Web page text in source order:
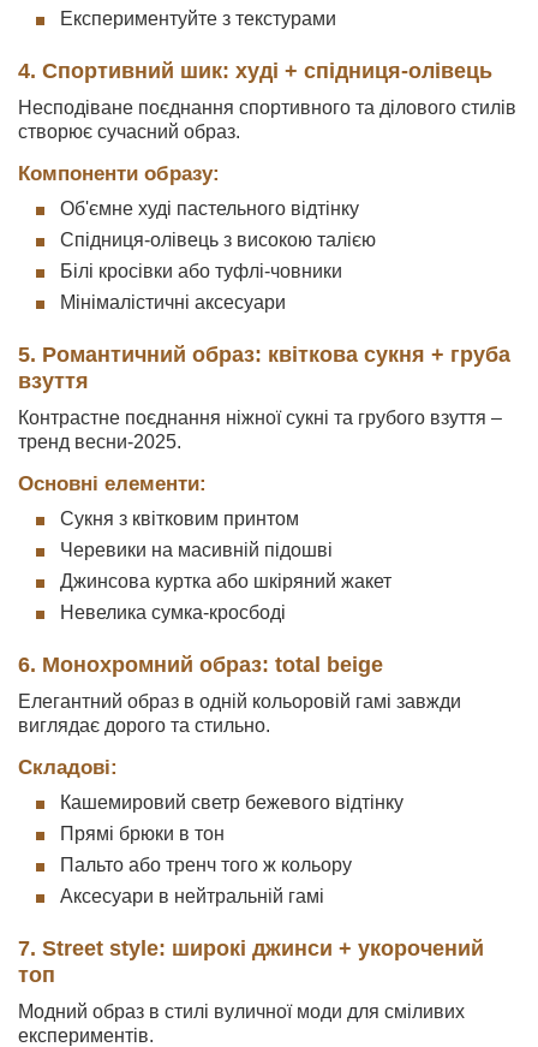
Експериментуйте з текстурами
4. Спортивний шик: худі + спідниця-олівець
Несподіване поєднання спортивного та ділового стилів
створює сучасний образ.
Компоненти образу:
Об'ємне худі пастельного відтінку
Спідниця-олівець з високою талією
Білі кросівки або туфлі-човники
Мінімалістичні аксесуари
5. Романтичний образ: квіткова сукня + груба
взуття
Контрастне поєднання ніжної сукні та грубого взуття –
тренд весни-2025.
Основні елементи:
Сукня з квітковим принтом
Черевики на масивній підошві
Джинсова куртка або шкіряний жакет
Невелика сумка-кросбоді
6. Монохромний образ: total beige
Елегантний образ в одній кольоровій гамі завжди
виглядає дорого та стильно.
Складові:
Кашемировий светр бежевого відтінку
Прямі брюки в тон
Пальто або тренч того ж кольору
Аксесуари в нейтральній гамі
7. Street style: широкі джинси + укорочений
топ
Модний образ в стилі вуличної моди для сміливих
експериментів.